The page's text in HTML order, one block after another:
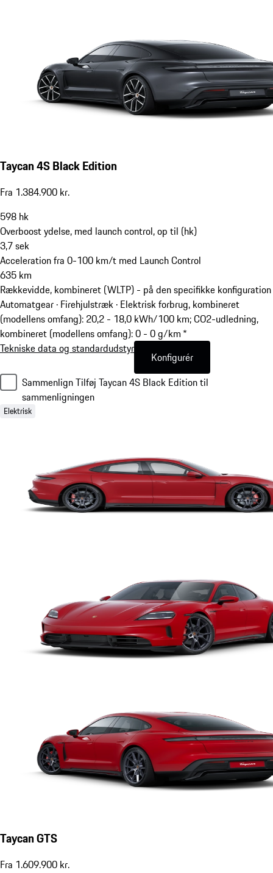
Taycan 4S Black Edition
Fra 1.384.900 kr.
598 hk
Overboost ydelse, med launch control, op til (hk)
3,7sek
Acceleration fra 0-100 km/t med Launch Control
635 km
Rækkevidde, kombineret (WLTP) - på den specifikke konfiguration
Automatgear · Firehjulstræk · Elektrisk forbrug, kombineret
(modellens omfang): 20,2 - 18,0 kWh/100 km; CO2-udledning,
kombineret (modellens omfang): 0 - 0 g/km *
Tekniske data og standardudstyr
Konfigurér
SammenlignTilføj Taycan 4S Black Edition til
sammenligningen
Elektrisk
Taycan GTS
Fra 1.609.900 kr.